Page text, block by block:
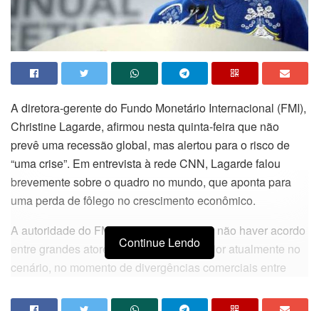
Adiretora-gerente do Fundo Monetário Internacional (FMI),
Christine Lagarde, afirmou nesta quinta-feira que não
prevê uma recessão global, mas alertou para o risco de
“uma crise”. Em entrevista à rede CNN, Lagarde falou
brevemente sobre o quadro no mundo, que aponta para
uma perda de fôlego no crescimento econômico.
A autoridade do FMI destacou o risco de não haver acordo
entre grandes atores globais como o maior atualmente no
cenário, no momento de divergências comerciais entre
processo de saída do Reino Unido da União Europeia, o
Continue Lendo